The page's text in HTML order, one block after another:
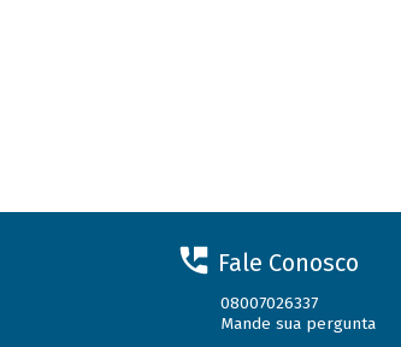
Fale Conosco
08007026337
Mande sua pergunta